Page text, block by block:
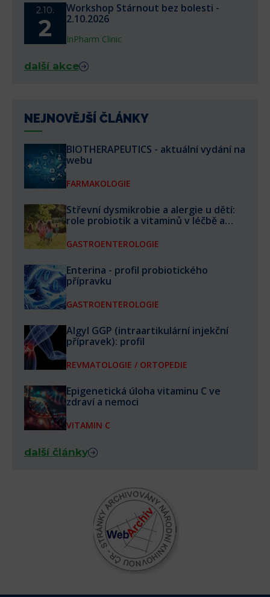
2.10.
2
Workshop Stárnout bez bolesti -
2.10.2026
InPharm Clinic
další akce
NEJNOVĚJŠÍ ČLÁNKY
BIOTHERAPEUTICS - aktuální vydání na
webu
FARMAKOLOGIE
Střevní dysmikrobie a alergie u dětí:
role probiotik a vitaminů v léčbě a
GASTROENTEROLOGIE
Enterina - profil probiotického
přípravku
GASTROENTEROLOGIE
Algyl GGP (intraartikulární injekční
přípravek): profil
REVMATOLOGIE / ORTOPEDIE
Epigenetická úloha vitaminu C ve
zdraví a nemoci
VITAMIN C
další články